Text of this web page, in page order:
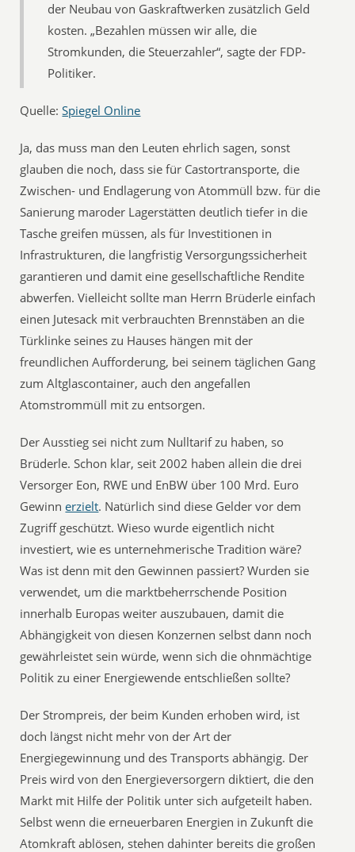
der Neubau von Gaskraftwerken zusätzlich Geld
kosten. „Bezahlen müssen wir alle, die
Stromkunden, die Steuerzahler“, sagte der FDP-
Politiker.
Quelle:Spiegel Online
Ja, das muss man den Leuten ehrlich sagen, sonst
glauben die noch, dass sie für Castortransporte, die
Zwischen- und Endlagerung von Atommüll bzw. für die
Sanierung maroder Lagerstätten deutlich tiefer in die
Tasche greifen müssen, als für Investitionen in
Infrastrukturen, die langfristig Versorgungssicherheit
garantieren und damit eine gesellschaftliche Rendite
abwerfen. Vielleicht sollte man Herrn Brüderle einfach
einen Jutesack mit verbrauchten Brennstäben an die
Türklinke seines zu Hauses hängen mit der
freundlichen Aufforderung, bei seinem täglichen Gang
zum Altglascontainer, auch den angefallen
Atomstrommüll mit zu entsorgen.
Der Ausstieg sei nicht zum Nulltarif zu haben, so
Brüderle. Schon klar, seit 2002 haben allein die drei
Versorger Eon, RWE und EnBW über 100 Mrd. Euro
Gewinnerzielt. Natürlich sind diese Gelder vor dem
Zugriff geschützt. Wieso wurde eigentlich nicht
investiert, wie es unternehmerische Tradition wäre?
Was ist denn mit den Gewinnen passiert? Wurden sie
verwendet, um die marktbeherrschende Position
innerhalb Europas weiter auszubauen, damit die
Abhängigkeit von diesen Konzernen selbst dann noch
gewährleistet sein würde, wenn sich die ohnmächtige
Politik zu einer Energiewende entschließen sollte?
Der Strompreis, der beim Kunden erhoben wird, ist
doch längst nicht mehr von der Art der
Energiegewinnung und des Transports abhängig. Der
Preis wird von den Energieversorgern diktiert, die den
Markt mit Hilfe der Politik unter sich aufgeteilt haben.
Selbst wenn die erneuerbaren Energien in Zukunft die
Atomkraft ablösen, stehen dahinter bereits die großen